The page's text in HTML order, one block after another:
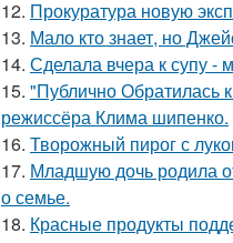
12. Прокуратура новую
13. Мало кто знает, но
14. Сделала вчера к супу -
15. "Публично Обратилась
режиссёра Клима шипенко.
16. Творожный пирог с
17. Младшую дочь родила
о семье.
18. Красные продукты